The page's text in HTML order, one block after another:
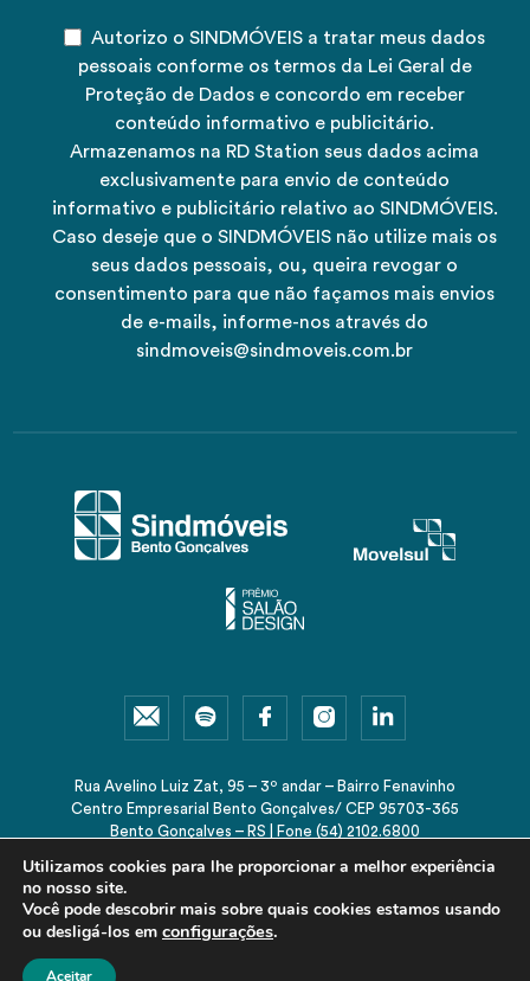
Autorizo o SINDMÓVEIS a tratar meus dados
pessoais conforme os termos da Lei Geral de
Proteção de Dados e concordo em receber
conteúdo informativo e publicitário.
Armazenamos na RD Station seus dados acima
exclusivamente para envio de conteúdo
informativo e publicitário relativo ao SINDMÓVEIS.
Caso deseje que o SINDMÓVEIS não utilize mais os
seus dados pessoais, ou, queira revogar o
consentimento para que não façamos mais envios
de e-mails, informe-nos através do
sindmoveis@sindmoveis.com.br
Rua Avelino Luiz Zat, 95 – 3º andar – Bairro Fenavinho
Centro Empresarial Bento Gonçalves/ CEP 95703-365
Bento Gonçalves – RS | Fone (54) 2102.6800
© 2026 Sindmóveis-RS. Todos os direitos reservados.
Utilizamos cookies para lhe proporcionar a melhor experiência
no nosso site.
Você pode descobrir mais sobre quais cookies estamos usando
ou desligá-los em configurações.
Aceitar